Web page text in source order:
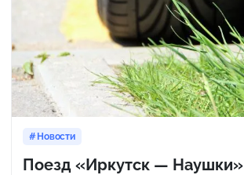
Новости
Поезд «Иркутск — Наушки»